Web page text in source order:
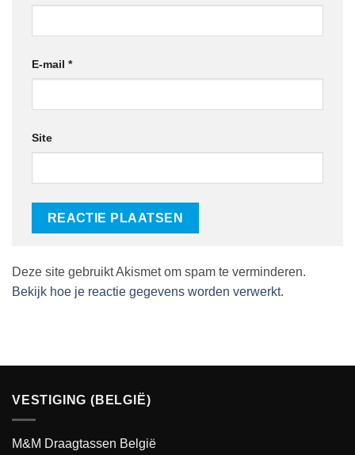
E-mail *
Site
Deze site gebruikt Akismet om spam te verminderen.
Bekijk hoe je reactie gegevens worden verwerkt.
VESTIGING (BELGIË)
M&M Draagtassen België